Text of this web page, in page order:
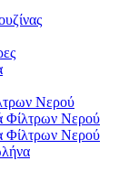
Νερού
Φίλτρων Νερού
Φίλτρων Νερού